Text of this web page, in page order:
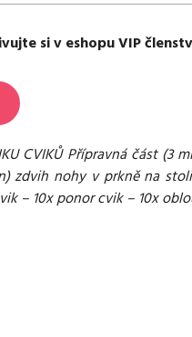
si v eshopu VIP
CVIKŮ Přípravná část
zdvih nohy v prkně na
– 10x ponor cvik – 10x